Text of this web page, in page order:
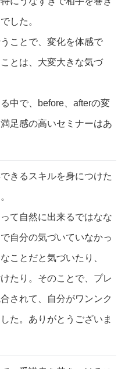
した。
ことで、変化を体感で
とは、大変大きな気づ
中で、before、afterの変
足感の高いセミナーはあ
きるスキルを身につけた
て自然に出来るではなな
自分の気づいていなかっ
ことだと気づいたり、
たり。そのことで、プレ
されて、自分がワンンク
た。ありがとうございま